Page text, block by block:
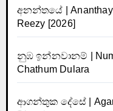
අනන්තයේ |
Reezy [2026]
නුඹ ඉන්නවානම් |
Chathum Dulara
ආගන්තුක දේසේ |